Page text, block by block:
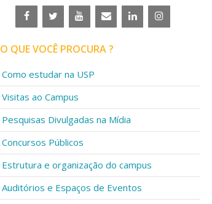
O QUE VOCÊ PROCURA ?
Como estudar na USP
Visitas ao Campus
Pesquisas Divulgadas na Mídia
Concursos Públicos
Estrutura e organização do campus
Auditórios e Espaços de Eventos